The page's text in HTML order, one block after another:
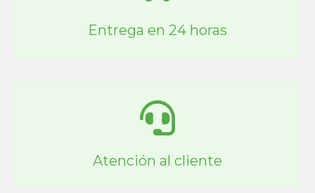
Entrega en 24 horas
Atención al cliente